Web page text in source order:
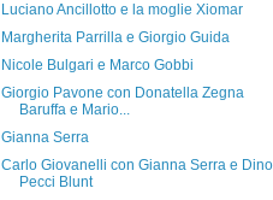
Luciano Ancillotto e la moglie Xiomar
Margherita Parrilla e Giorgio Guida
Nicole Bulgari e Marco Gobbi
Giorgio Pavone con Donatella Zegna
Baruffa e Mario...
Gianna Serra
Carlo Giovanelli con Gianna Serra e Dino
Pecci Blunt